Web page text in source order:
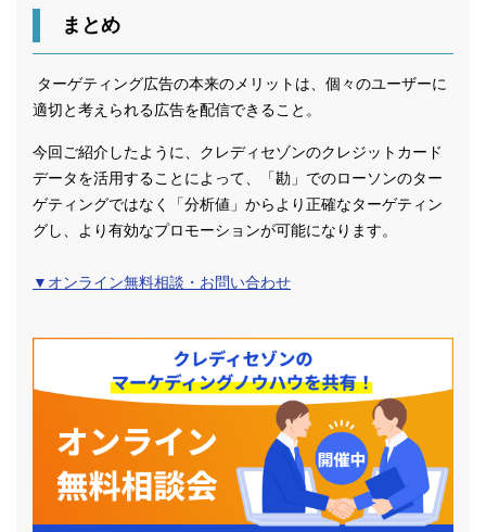
まとめ
ターゲティング広告の本来のメリットは、個々のユーザーに
適切と考えられる広告を配信できること。
今回ご紹介したように、クレディセゾンのクレジットカード
データを活用することによって、「勘」でのローソンのター
ゲティングではなく「分析値」からより正確なターゲティン
グし、より有効なプロモーションが可能になります。
▼オンライン無料相談・お問い合わせ